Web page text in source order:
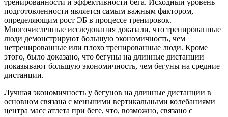
тренированности и эффективности бега. Исходный уровень
подготовленности является самым важным фактором,
определяющим рост ЭБ в процессе тренировок.
Многочисленные исследования доказали, что тренированные
люди демонстрируют большую экономичность, чем
нетренированные или плохо тренированные люди. Кроме
этого, было доказано, что бегуны на длинные дистанции
показывают большую экономичность, чем бегуны на средние
дистанции.
Лучшая экономичность у бегунов на длинные дистанции в
основном связана с меньшими вертикальными колебаниями
центра масс атлета при беге, что, возможно, связано с